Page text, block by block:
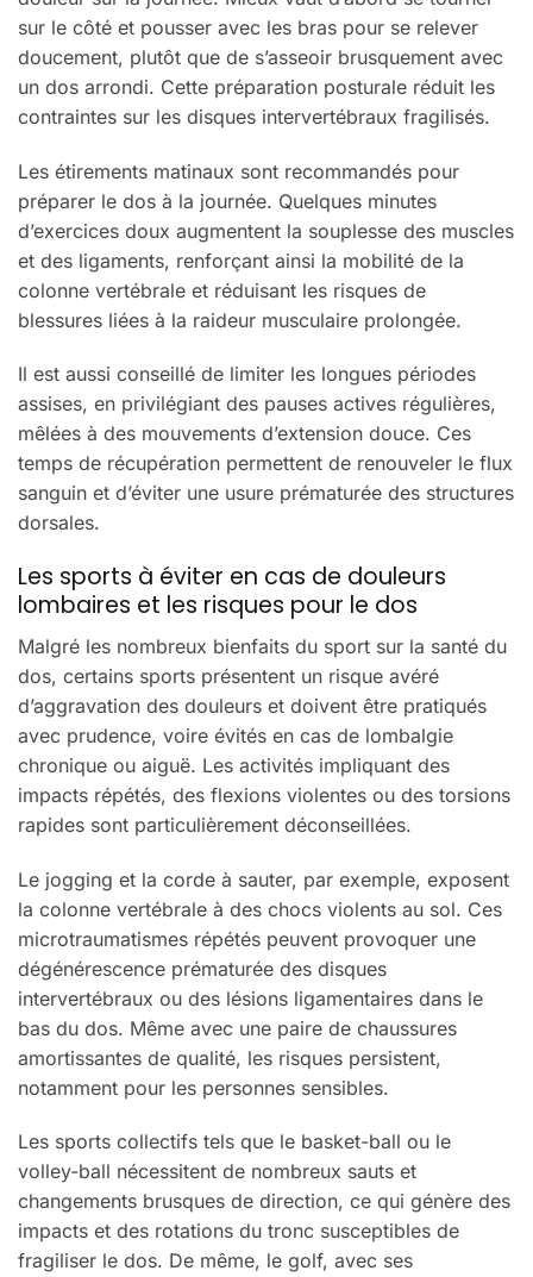
sur le côté et pousser avec les bras pour se relever
doucement, plutôt que de s’asseoir brusquement avec
un dos arrondi. Cette préparation posturale réduit les
contraintes sur les disques intervertébraux fragilisés.
Les étirements matinaux sont recommandés pour
préparer le dos à la journée. Quelques minutes
d’exercices doux augmentent la souplesse des muscles
et des ligaments, renforçant ainsi la mobilité de la
colonne vertébrale et réduisant les risques de
blessures liées à la raideur musculaire prolongée.
Il est aussi conseillé de limiter les longues périodes
assises, en privilégiant des pauses actives régulières,
mêlées à des mouvements d’extension douce. Ces
temps de récupération permettent de renouveler le flux
sanguin et d’éviter une usure prématurée des structures
dorsales.
Les sports à éviter en cas de douleurs
lombaires et les risques pour le dos
Malgré les nombreux bienfaits du sport sur la santé du
dos, certains sports présentent un risque avéré
d’aggravation des douleurs et doivent être pratiqués
avec prudence, voire évités en cas de lombalgie
chronique ou aiguë. Les activités impliquant des
impacts répétés, des flexions violentes ou des torsions
rapides sont particulièrement déconseillées.
Le jogging et la corde à sauter, par exemple, exposent
la colonne vertébrale à des chocs violents au sol. Ces
microtraumatismes répétés peuvent provoquer une
dégénérescence prématurée des disques
intervertébraux ou des lésions ligamentaires dans le
bas du dos. Même avec une paire de chaussures
amortissantes de qualité, les risques persistent,
notamment pour les personnes sensibles.
Les sports collectifs tels que le basket-ball ou le
volley-ball nécessitent de nombreux sauts et
changements brusques de direction, ce qui génère des
impacts et des rotations du tronc susceptibles de
fragiliser le dos. De même, le golf, avec ses